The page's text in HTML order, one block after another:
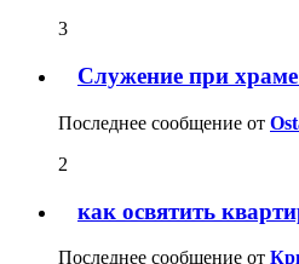
3
Служение при
Последнее сообщение от
2
как освятить
Последнее сообщение от